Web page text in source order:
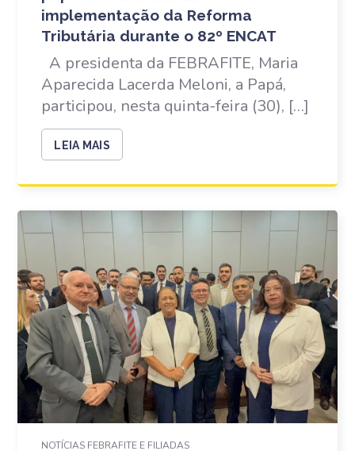
implementação da Reforma
Tributária durante o 82º ENCAT
A presidenta da FEBRAFITE, Maria
Aparecida Lacerda Meloni, a Papá,
participou, nesta quinta-feira (30), […]
LEIA MAIS
NOTÍCIAS FEBRAFITE E FILIADAS